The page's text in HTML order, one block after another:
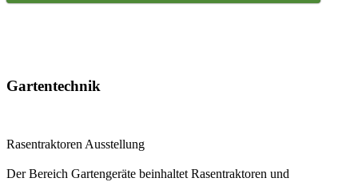
Gartentechnik
Rasentraktoren Ausstellung
Der Bereich Gartengeräte beinhaltet Rasentraktoren und